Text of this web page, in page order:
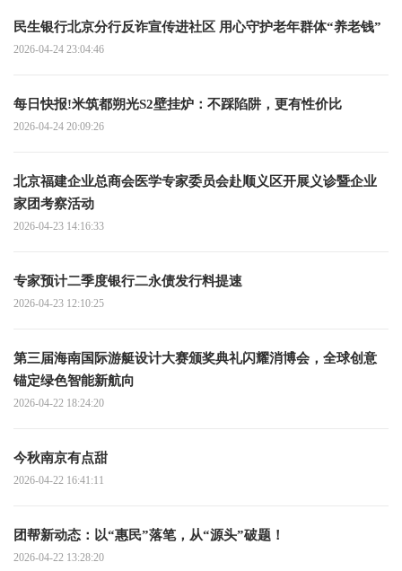
民生银行北京分行反诈宣传进社区 用心守护老年群体“养老钱”
2026-04-24 23:04:46
每日快报!米筑都朔光S2壁挂炉：不踩陷阱，更有性价比
2026-04-24 20:09:26
北京福建企业总商会医学专家委员会赴顺义区开展义诊暨企业
家团考察活动
2026-04-23 14:16:33
专家预计二季度银行二永债发行料提速
2026-04-23 12:10:25
第三届海南国际游艇设计大赛颁奖典礼闪耀消博会，全球创意
锚定绿色智能新航向
2026-04-22 18:24:20
今秋南京有点甜
2026-04-22 16:41:11
团帮新动态：以“惠民”落笔，从“源头”破题！
2026-04-22 13:28:20